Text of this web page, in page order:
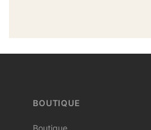
BOUTIQUE
Boutique